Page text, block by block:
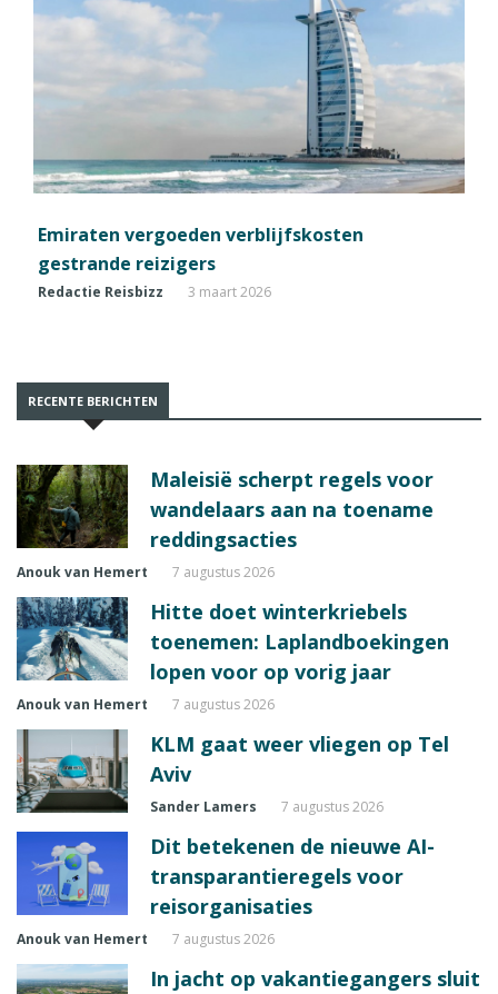
Emiraten vergoeden verblijfskosten
gestrande reizigers
Redactie Reisbizz 3 maart 2026
RECENTE BERICHTEN
Maleisië scherpt regels voor
wandelaars aan na toename
reddingsacties
Anouk van Hemert 7 augustus 2026
Hitte doet winterkriebels
toenemen: Laplandboekingen
lopen voor op vorig jaar
Anouk van Hemert 7 augustus 2026
KLM gaat weer vliegen op Tel
Aviv
Sander Lamers 7 augustus 2026
Dit betekenen de nieuwe AI-
transparantieregels voor
reisorganisaties
Anouk van Hemert 7 augustus 2026
In jacht op vakantiegangers sluit